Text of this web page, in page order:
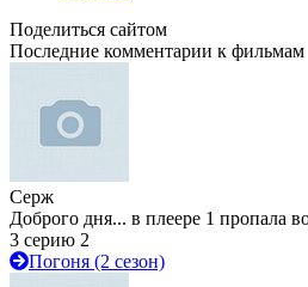
Поделиться сайтом
Последние комментарии к фильмам
Серж
Доброго дня... в плеере 1 пропала
3 серию 2
Погоня (2 сезон)